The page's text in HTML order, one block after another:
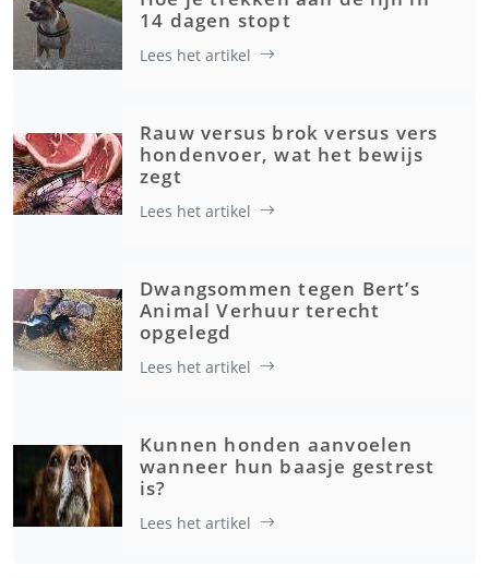
14 dagen stopt
Lees het artikel
Rauw versus brok versus vers
hondenvoer, wat het bewijs
zegt
Lees het artikel
Dwangsommen tegen Bert’s
Animal Verhuur terecht
opgelegd
Lees het artikel
Kunnen honden aanvoelen
wanneer hun baasje gestrest
is?
Lees het artikel